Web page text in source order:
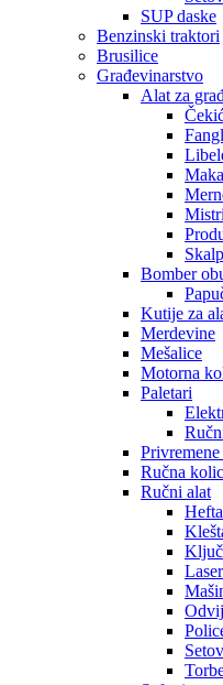
SUP daske
Benzinski traktori
Brusilice
Građevinarstvo
Alat za
Bomber
Kutije za
Merdevine
Mešalice
Motorna
Paletari
Ručna
Ručni alat